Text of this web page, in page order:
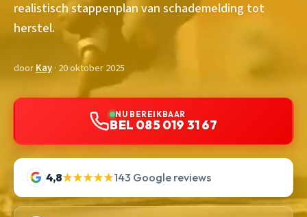
realistisch stappenplan van schademelding tot
herstel.
doorKay· 20 oktober 2025
NU BEREIKBAAR
BEL 085 019 31 67
4,8★★★★★143 Google reviews